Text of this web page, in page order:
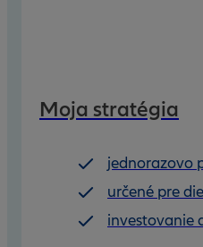
Moja stratégia
jednorazovo
určené pre
investovanie